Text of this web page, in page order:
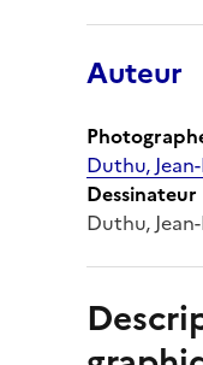
Auteur
Duthu,
Dessinateur
Duthu,